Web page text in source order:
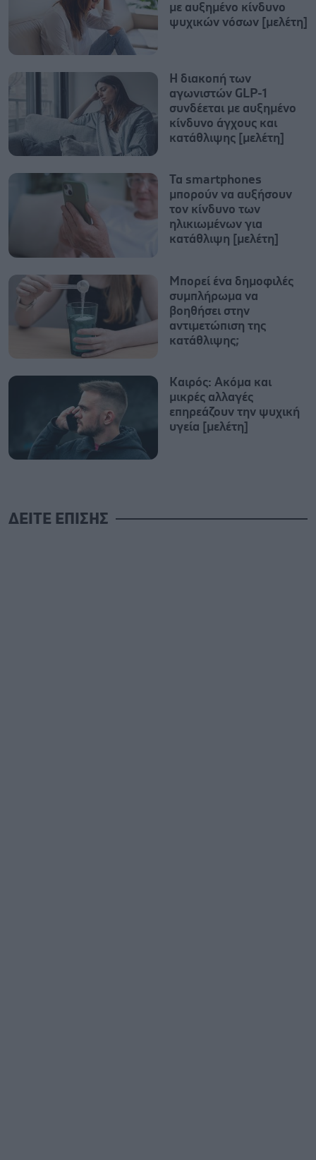
με αυξημένο κίνδυνο
ψυχικών νόσων [μελέτη]
Η διακοπή των
αγωνιστών GLP-1
συνδέεται με αυξημένο
κίνδυνο άγχους και
κατάθλιψης [μελέτη]
Τα smartphones
μπορούν να αυξήσουν
τον κίνδυνο των
ηλικιωμένων για
κατάθλιψη [μελέτη]
Μπορεί ένα δημοφιλές
συμπλήρωμα να
βοηθήσει στην
αντιμετώπιση της
κατάθλιψης;
Καιρός: Ακόμα και
μικρές αλλαγές
επηρεάζουν την ψυχική
υγεία [μελέτη]
ΔΕΙΤΕ ΕΠΙΣΗΣ